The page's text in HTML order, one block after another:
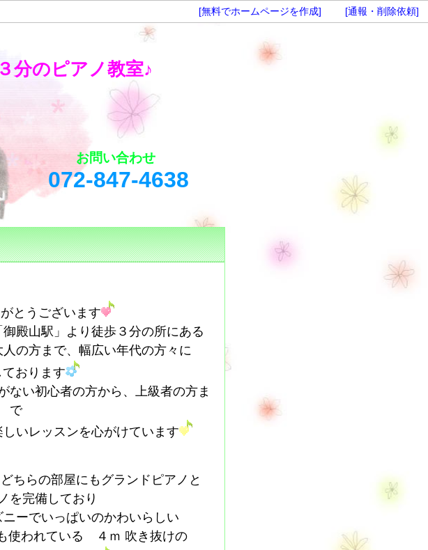
[無料でホームページを作成] [通報・削除依頼]
分のピアノ教室♪
室
お問い合わせ
4638
とうございます
殿山駅」より徒歩３分の所にある
の方まで、幅広い年代の方々に
おります
ない初心者の方から、上級者の方ま
で
いレッスンを心がけています
ちらの部屋にもグランドピアノと
を完備しており
ーでいっぱいのかわいらしい
使われている ４ｍ 吹き抜けの